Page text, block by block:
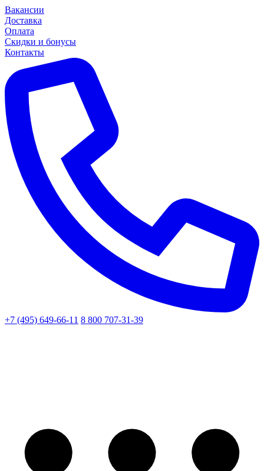
Вакансии
Доставка
Оплата
Скидки и бонусы
Контакты
+7 (495) 649-66-11 8 800 707-31-39